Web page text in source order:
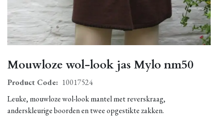
Mouwloze wol-look jas Mylo nm50
Product Code: 10017524
Leuke, mouwloze wol-look mantel met reverskraag,
anderskleurige boorden en twee opgestikte zakken.